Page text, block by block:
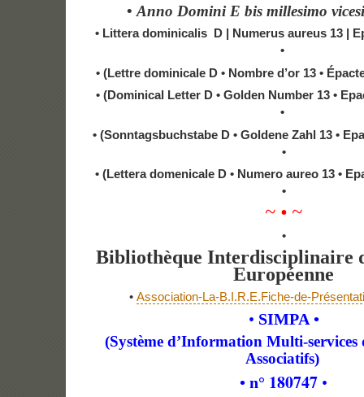
• Anno Domini E bis millesimo
• Littera dominicalis D | Numerus aureus 13 |
•
• (Lettre dominicale D • Nombre d’or 13 •
• (Dominical Letter D • Golden Number 13 •
•
• (Sonntagsbuchstabe D • Goldene Zahl 13 •
•
• (Lettera domenicale D • Numero aureo 13 •
•
~ • ~
•
Bibliothèque Interdisciplinaire
Européenne
• Association-La-B.I.R.E.Fiche-de-
• SIMPA •
(Système d’Information Multi-services
Associatifs)
• n° 180747 •